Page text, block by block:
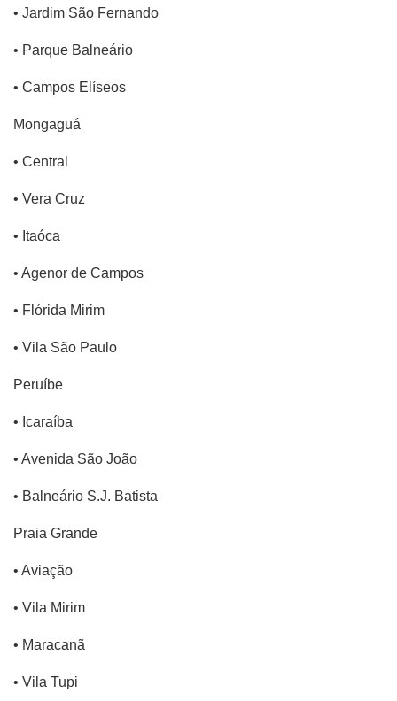
• Jardim São Fernando
• Parque Balneário
• Campos Elíseos
Mongaguá
• Central
• Vera Cruz
• Itaóca
• Agenor de Campos
• Flórida Mirim
• Vila São Paulo
Peruíbe
• Icaraíba
• Avenida São João
• Balneário S.J. Batista
Praia Grande
• Aviação
• Vila Mirim
• Maracanã
• Vila Tupi